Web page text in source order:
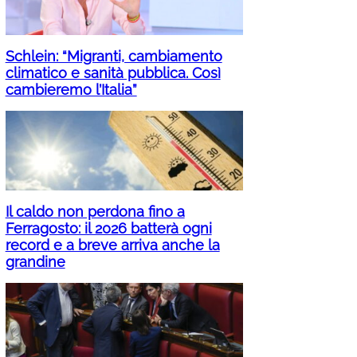
Schlein: “Migranti, cambiamento
climatico e sanità pubblica. Così
cambieremo l’Italia”
Il caldo non perdona fino a
Ferragosto: il 2026 batterà ogni
record e a breve arriva anche la
grandine